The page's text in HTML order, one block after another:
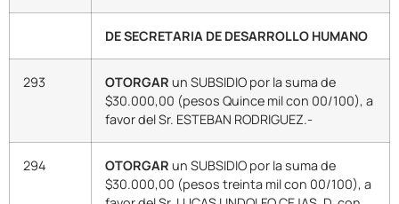
DE SECRETARIA DE DESARROLLO HUMANO
293 OTORGAR un SUBSIDIO por la suma de
$30.000,00 (pesos Quince mil con 00/100), a
favor del Sr. ESTEBAN RODRIGUEZ.-
294 OTORGAR un SUBSIDIO por la suma de
$30.000,00 (pesos treinta mil con 00/100), a